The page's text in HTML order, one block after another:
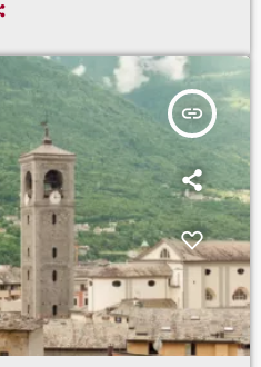
insert_link